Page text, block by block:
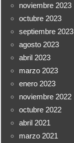
noviembre 2023
octubre 2023
septiembre 2023
agosto 2023
abril 2023
marzo 2023
enero 2023
noviembre 2022
octubre 2022
abril 2021
marzo 2021